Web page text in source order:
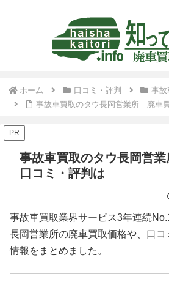
ホーム 口コミ・評判
事故
事故車買取のタウ長岡営業所｜廃車
PR
事故車買取のタウ長岡営
口コミ・評判は
事故車買取業界サービス3年連続
長岡営業所の廃車買取価格や、口
情報をまとめました。